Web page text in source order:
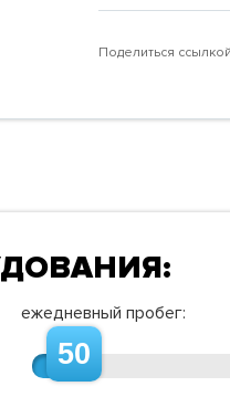
Поделиться
ежедневный пробег:
50